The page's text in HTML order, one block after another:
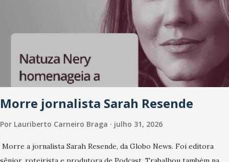
Morre jornalista Sarah Resende
Por Lauriberto Carneiro Braga julho 31, 2026
Morre a jornalista Sarah Resende, da Globo News. Foi editora